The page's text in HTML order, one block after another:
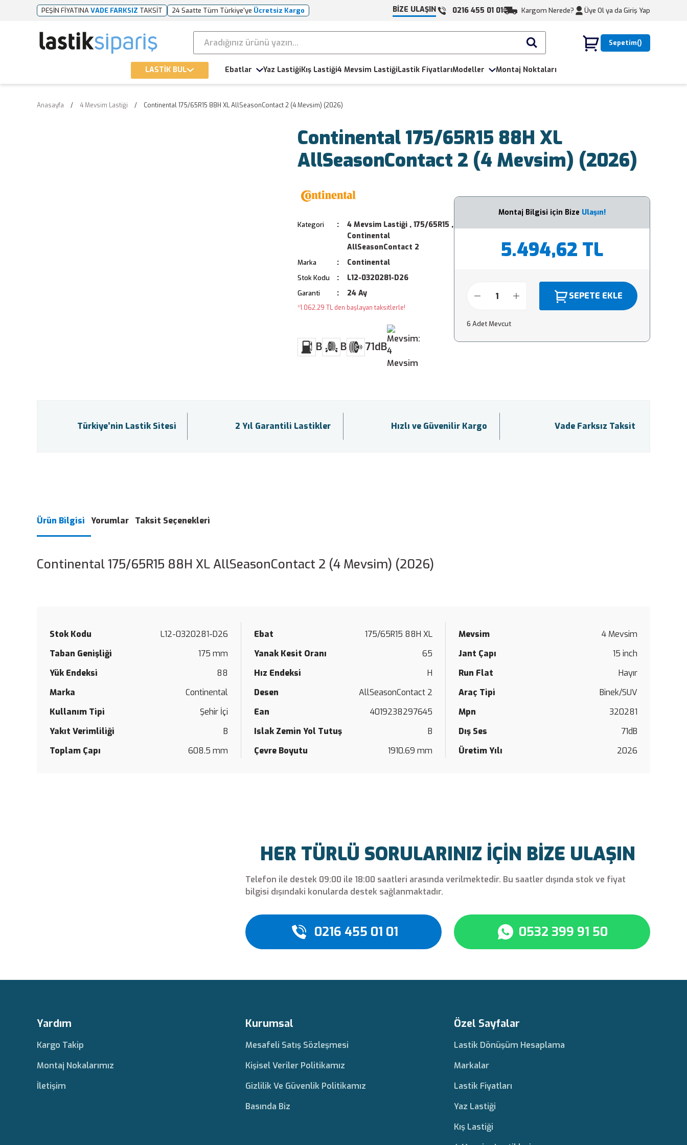
PEŞİN FİYATINAVADE FARKSIZ TAKSİT 24 Saatte Tüm Türkiye'ye Ücretsiz Kargo BİZE ULAŞIN 0216 455 01 01 Kargom Nerede? Üye Ol ya da Giriş Yap
Sepetim
LASTİK BUL Ebatlar Yaz LastiğiKış Lastiği4 Mevsim LastiğiLastik FiyatlarıModeller Montaj Noktaları
Anasayfa 4 Mevsim Lastiği Continental 175/65R15 88H XL AllSeasonContact 2 (4 Mevsim) (2026)
Continental 175/65R15 88H XL
AllSeasonContact 2 (4 Mevsim) (2026)
Kategori 4 Mevsim Lastiği , 175/65R15 ,
Continental
AllSeasonContact 2
Marka Continental
Stok Kodu L12-0320281-D26
Garanti 24 Ay
*1.062,29 TL den başlayan taksitlerle!
B B 71dB
Montaj Bilgisi için Bize Ulaşın!
5.494,62 TL
SEPETE EKLE
6 Adet Mevcut
Türkiye’nin Lastik Sitesi 2 Yıl Garantili Lastikler Hızlı ve Güvenilir Kargo Vade Farksız Taksit
Ürün Bilgisi Yorumlar Taksit Seçenekleri
Continental 175/65R15 88H XL AllSeasonContact 2 (4 Mevsim) (2026)
Stok Kodu L12-0320281-D26 Ebat 175/65R15 88H XL Mevsim
4 Mevsim
Taban Genişliği
175 mm Yanak Kesit Oranı 65 Jant Çapı
15 inch
Yük Endeksi
88 Hız Endeksi H Run Flat
Hayır
Marka
Continental Desen AllSeasonContact 2 Araç Tipi
Binek/SUV
Kullanım Tipi
Şehir İçi Ean 4019238297645 Mpn
320281
Yakıt Verimliliği
B Islak Zemin Yol Tutuş B Dış Ses
71dB
Toplam Çapı
608.5 mm Çevre Boyutu 1910.69 mm Üretim Yılı 2026
HER TÜRLÜ SORULARINIZ İÇİN BİZE ULAŞIN
Telefon ile destek 09:00 ile 18:00 saatleri arasında verilmektedir. Bu saatler dışında stok ve fiyat
bilgisi dışındaki konularda destek sağlanmaktadır.
0216 455 01 01 0532 399 91 50
Yardım
Kargo Takip
Montaj Nokalarımız
İletişim
Kurumsal
Mesafeli Satış Sözleşmesi
Kişisel Veriler Politikamız
Gizlilik Ve Güvenlik Politikamız
Basında Biz
Özel Sayfalar
Lastik Dönüşüm Hesaplama
Markalar
Lastik Fiyatları
Yaz Lastiği
Kış Lastiği